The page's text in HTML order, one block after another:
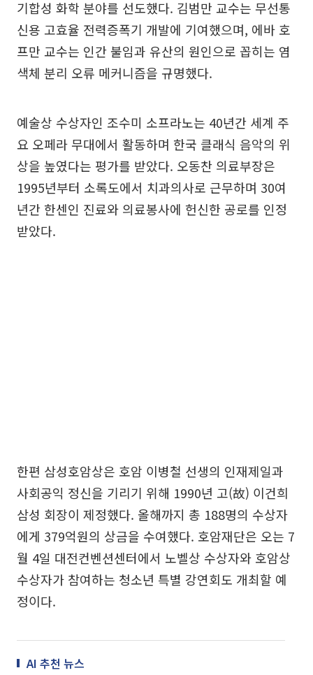
기합성 화학 분야를 선도했다. 김범만 교수는 무선통
신용 고효율 전력증폭기 개발에 기여했으며, 에바 호
프만 교수는 인간 불임과 유산의 원인으로 꼽히는 염
색체 분리 오류 메커니즘을 규명했다.
예술상 수상자인 조수미 소프라노는 40년간 세계 주
요 오페라 무대에서 활동하며 한국 클래식 음악의 위
상을 높였다는 평가를 받았다. 오동찬 의료부장은
1995년부터 소록도에서 치과의사로 근무하며 30여
년간 한센인 진료와 의료봉사에 헌신한 공로를 인정
받았다.
한편 삼성호암상은 호암 이병철 선생의 인재제일과
사회공익 정신을 기리기 위해 1990년 고(故) 이건희
삼성 회장이 제정했다. 올해까지 총 188명의 수상자
에게 379억원의 상금을 수여했다. 호암재단은 오는 7
월 4일 대전컨벤션센터에서 노벨상 수상자와 호암상
수상자가 참여하는 청소년 특별 강연회도 개최할 예
정이다.
AI 추천 뉴스